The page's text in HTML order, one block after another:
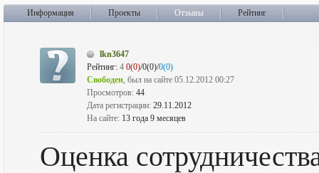
Информация Проекты Отзывы Рейтинг
lkn3647
Рейтинг: 4 0(0)/0(0)/0(0)
Свободен, был на сайте 05.12.2012 00:27
Просмотров: 44
Дата регистрации: 29.11.2012
На сайте: 13 года 9 месяцев
Оценка